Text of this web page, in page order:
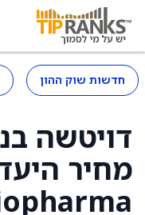
חדשות שוק ההון
דויטשה